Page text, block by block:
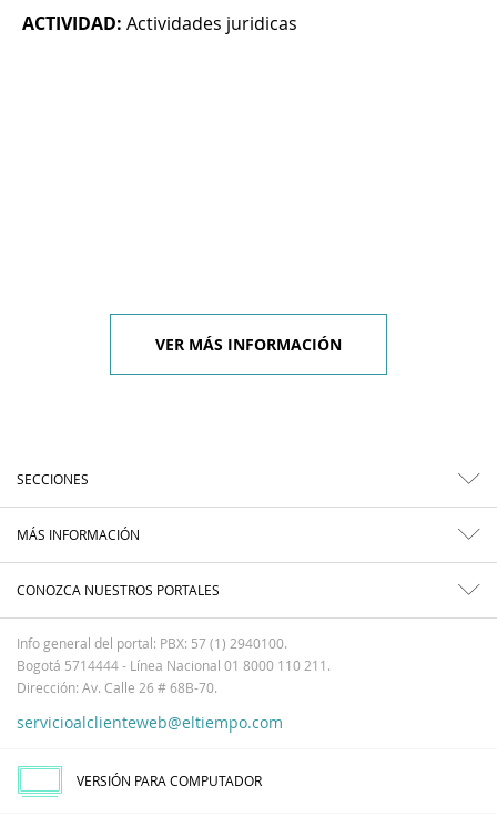
ACTIVIDAD: Actividades juridicas
VER MÁS INFORMACIÓN
SECCIONES
MÁS INFORMACIÓN
CONOZCA NUESTROS PORTALES
Info general del portal: PBX: 57 (1) 2940100.
Bogotá 5714444 - Línea Nacional 01 8000 110 211.
Dirección: Av. Calle 26 # 68B-70.
servicioalclienteweb@eltiempo.com
VERSIÓN PARA COMPUTADOR